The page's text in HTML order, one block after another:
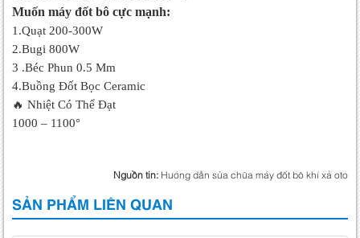
Muốn máy đốt bô cực mạnh:
1.Quạt 200-300W
2.Bugi 800W
3 .Béc Phun 0.5 Mm
4.Buồng Đốt Bọc Ceramic
🔥 Nhiệt Có Thể Đạt
1000 – 1100°
Nguồn tin: Hướng dẫn sửa chữa máy đốt bô khí xả oto
SẢN PHẨM LIÊN QUAN